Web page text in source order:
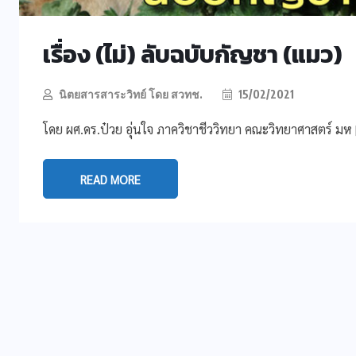
เรื่อง (ไม่) ลับฉบับกัญชา (แมว)
นิตยสารสาระวิทย์ โดย สวทช. 15/02/2021
โดย ผศ.ดร.ป๋วย อุ่นใจ ภาควิชาชีววิทยา คณะวิทยาศาสตร์ ม
READ MORE